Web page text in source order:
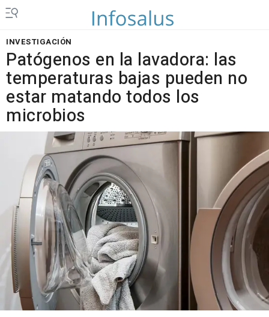
INVESTIGACIÓN
Patógenos en la lavadora: las
temperaturas bajas pueden no
estar matando todos los
microbios